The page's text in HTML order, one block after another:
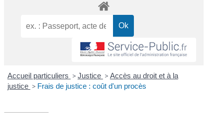
Accueil particuliers > Justice > Accès au droit et à la
justice > Frais de justice : coût d'un procès